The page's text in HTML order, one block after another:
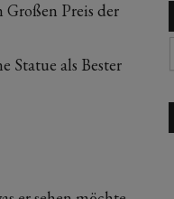
Preis der
Statue als Bester